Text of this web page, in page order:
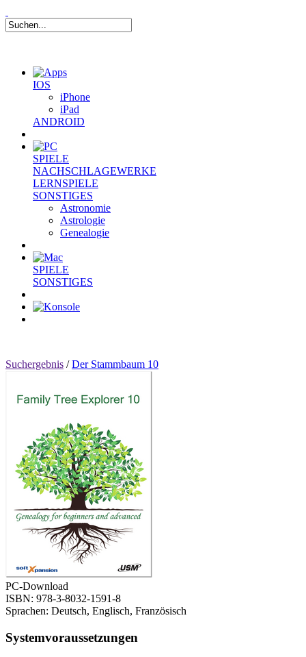
IOS
iPhone
iPad
ANDROID
SPIELE
NACHSCHLAGEWERKE
LERNSPIELE
SONSTIGES
Astronomie
Astrologie
Genealogie
SPIELE
SONSTIGES
Suchergebnis /Der Stammbaum 10
PC-Download
ISBN: 978-3-8032-1591-8
Sprachen: Deutsch, Englisch, Französisch
Systemvoraussetzungen